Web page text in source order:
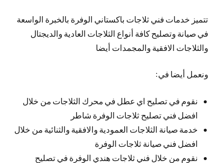
تتميز خدمات فني ثلاجات باكستاني الوفرة بالخبرة الواسعة
في صيانة وتصليح كافة أنواع الثلاجات العادية والديجتال
والثلاجات الافقية والمجمدات أيضا
ونعمل أيضا في:
نقوم في تصليح اي عطل في محرك الثلاجات من خلال
افضل فني تصليح ثلاجات الوفرة شاطر
خدمة صيانة الثلاجات العمودية والافقية والثنائية من خلال
افضل فني صيانة ثلاجات الوفرة
نقوم من خلال فني ثلاجات هندي الوفرة في تصليح